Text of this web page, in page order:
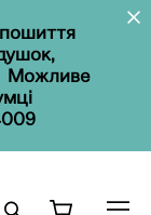
пошиття
Можливе